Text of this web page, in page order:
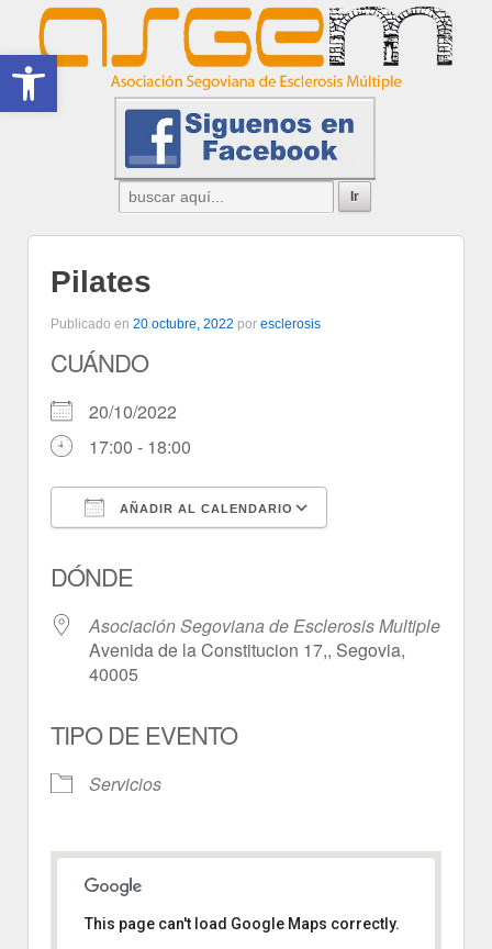
Abrir barra de herramientas
Pilates
Publicado en 20 octubre, 2022 por esclerosis
CUÁNDO
20/10/2022
17:00 - 18:00
AÑADIR AL CALENDARIO
DÓNDE
Asociación Segoviana de Esclerosis Multiple
Avenida de la Constitucion 17,, Segovia,
40005
TIPO DE EVENTO
Servicios
This page can't load Google Maps correctly.